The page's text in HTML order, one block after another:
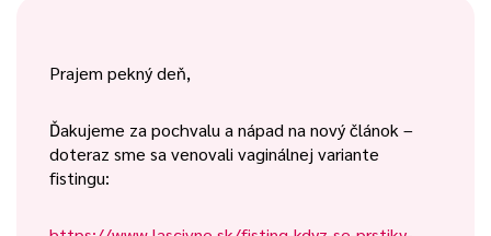
Prajem pekný deň,
Ďakujeme za pochvalu a nápad na nový článok –
doteraz sme sa venovali vaginálnej variante
fistingu: